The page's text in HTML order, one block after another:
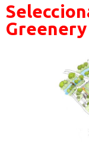
Greenery